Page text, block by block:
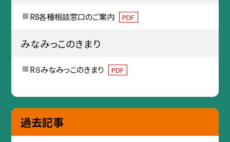
R8各種相談窓口のご案内 PDF
みなみっこのきまり
R８みなみっこのきまり PDF
過去記事